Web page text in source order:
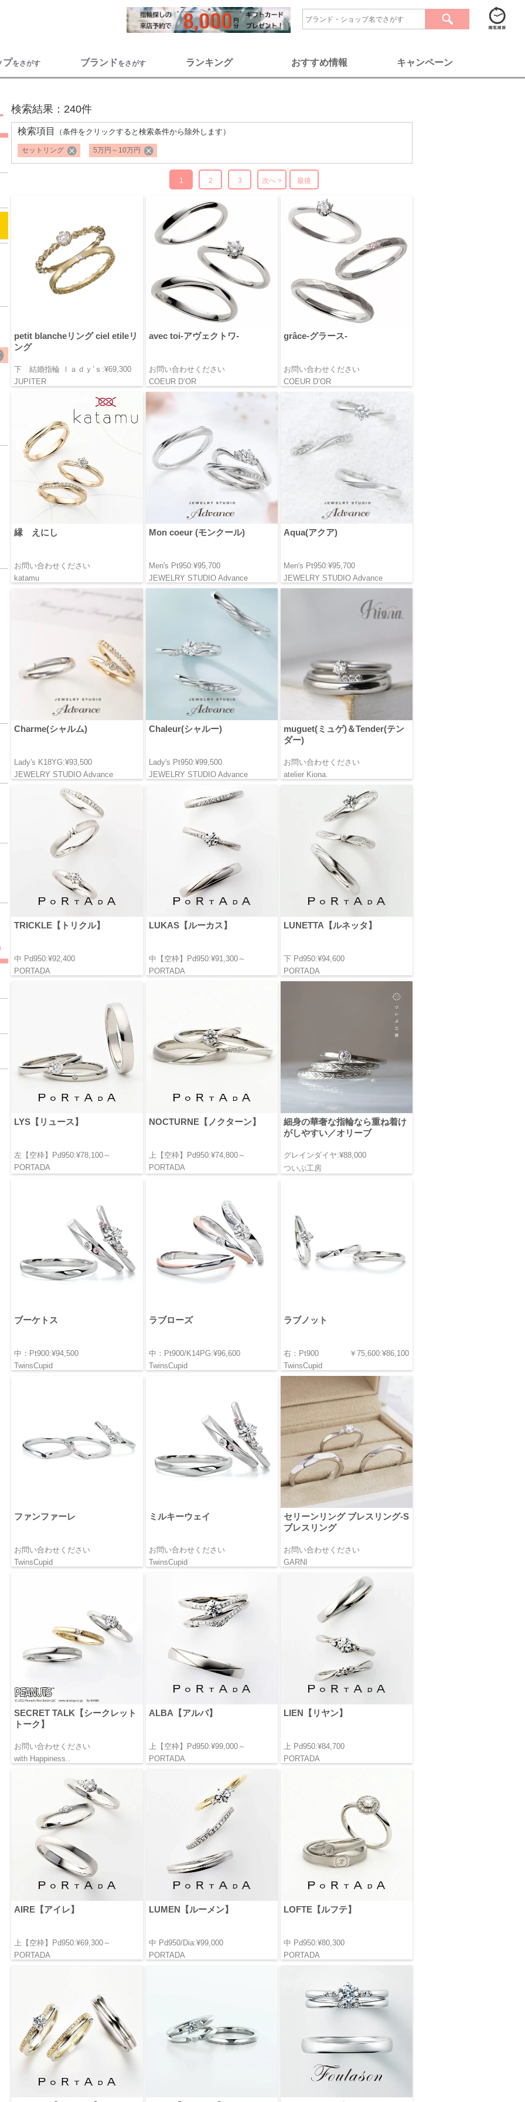
プをさがす ブランドをさがす ランキング おすすめ情報 キャンペーン
検索結果：240件
検索項目 （条件をクリックすると検索条件から除外します）
セットリング 5万円～10万円
1 2 3 次へ > 最後
petit blancheリング ciel etileリ
ング
下 結婚指輪 ｌａｄｙ’ｓ:¥69,300
JUPITER
avec toi-アヴェクトワ-
お問い合わせください
COEUR D’OR
grâce-グラース-
お問い合わせください
COEUR D’OR
縁 えにし
お問い合わせください
katamu
Mon coeur (モンクール)
Men's Pt950:¥95,700
JEWELRY STUDIO Advance
Aqua(アクア)
Men's Pt950:¥95,700
JEWELRY STUDIO Advance
Charme(シャルム)
Lady's K18YG:¥93,500
JEWELRY STUDIO Advance
Chaleur(シャルー)
Lady's Pt950:¥99,500
JEWELRY STUDIO Advance
muguet(ミュゲ)＆Tender(テン
ダー)
お問い合わせください
atelier Kiona.
TRICKLE【トリクル】
中 Pd950:¥92,400
PORTADA
LUKAS【ルーカス】
中【空枠】Pd950:¥91,300～
PORTADA
LUNETTA【ルネッタ】
下 Pd950:¥94,600
PORTADA
LYS【リュース】
左【空枠】Pd950:¥78,100～
PORTADA
NOCTURNE【ノクターン】
上【空枠】Pd950:¥74,800～
PORTADA
細身の華奢な指輪なら重ね着け
がしやすい／オリーブ
グレインダイヤ:¥88,000
ついぶ工房
ブーケトス
中：Pt900:¥94,500
TwinsCupid
ラブローズ
中：Pt900/K14PG:¥96,600
TwinsCupid
ラブノット
右：Pt900 ￥75,600:¥86,100
TwinsCupid
ファンファーレ
お問い合わせください
TwinsCupid
ミルキーウェイ
お問い合わせください
TwinsCupid
セリーンリング ブレスリング-S
ブレスリング
お問い合わせください
GARNI
SECRET TALK【シークレット
トーク】
お問い合わせください
with Happiness..
ALBA【アルバ】
上【空枠】Pd950:¥99,000～
PORTADA
LIEN【リヤン】
上 Pd950:¥84,700
PORTADA
AIRE【アイレ】
上【空枠】Pd950:¥69,300～
PORTADA
LUMEN【ルーメン】
中 Pd950/Dia:¥99,000
PORTADA
LOFTE【ルフテ】
中 Pd950:¥80,300
PORTADA